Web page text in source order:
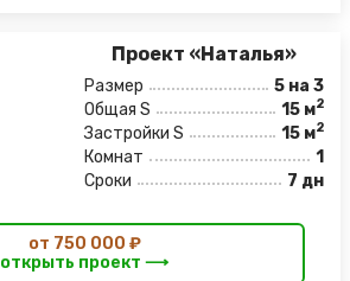
Проект «Наталья»
Размер
5 на 3
Общая S
15 м2
Застройки S 15 м2
Комнат
1
Сроки
7 дн
от 750 000 ₽
открыть проект ⟶